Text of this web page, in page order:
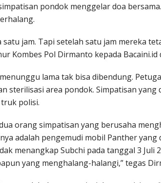
pondok menggelar doa
satu jam. Tapi setelah satu jam mereka
Kombes Pol Dirmanto kepada Bacaini.id
lama tak bisa dibendung.
sterilisasi area pondok. Simpatisan
polisi.
orang simpatisan yang berusaha
adalah pengemudi mobil Panther yang
menangkap Subchi pada tanggal 3 Juli
yang menghalang-halangi,” tegas